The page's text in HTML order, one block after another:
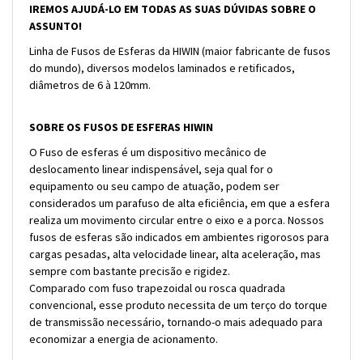
IREMOS AJUDÁ-LO EM TODAS AS SUAS DÚVIDAS SOBRE O
ASSUNTO!
Linha de Fusos de Esferas da HIWIN (maior fabricante de fusos
do mundo), diversos modelos laminados e retificados,
diâmetros de 6 à 120mm.
SOBRE OS FUSOS DE ESFERAS HIWIN
O Fuso de esferas é um dispositivo mecânico de
deslocamento linear indispensável, seja qual for o
equipamento ou seu campo de atuação, podem ser
considerados um parafuso de alta eficiência, em que a esfera
realiza um movimento circular entre o eixo e a porca. Nossos
fusos de esferas são indicados em ambientes rigorosos para
cargas pesadas, alta velocidade linear, alta aceleração, mas
sempre com bastante precisão e rigidez.
Comparado com fuso trapezoidal ou rosca quadrada
convencional, esse produto necessita de um terço do torque
de transmissão necessário, tornando-o mais adequado para
economizar a energia de acionamento.